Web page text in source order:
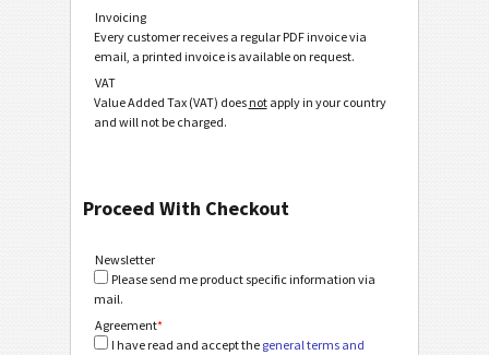
Invoicing
Every customer receives a regular PDF invoice via
email, a printed invoice is available on request.
VAT
Value Added Tax (VAT) does notapply in your country
and will not be charged.
Proceed With Checkout
Newsletter
Please send me product specific information via
mail.
Agreement*
I have read and accept the general terms and